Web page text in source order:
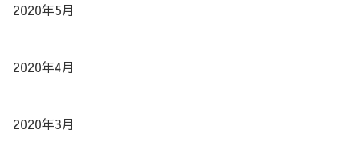
2020年5月
2020年4月
2020年3月